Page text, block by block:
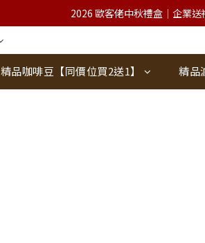
2026 歐客佬中秋禮盒｜企業
精品咖啡豆【同價位買2送1】 精品